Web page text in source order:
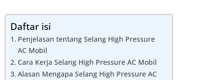
Daftar isi
Penjelasan tentang Selang High Pressure
AC Mobil
Cara Kerja Selang High Pressure AC Mobil
Alasan Mengapa Selang High Pressure AC